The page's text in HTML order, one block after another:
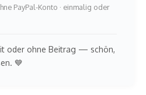
PayPal-Konto · einmalig oder
oder ohne Beitrag — schön,
💙